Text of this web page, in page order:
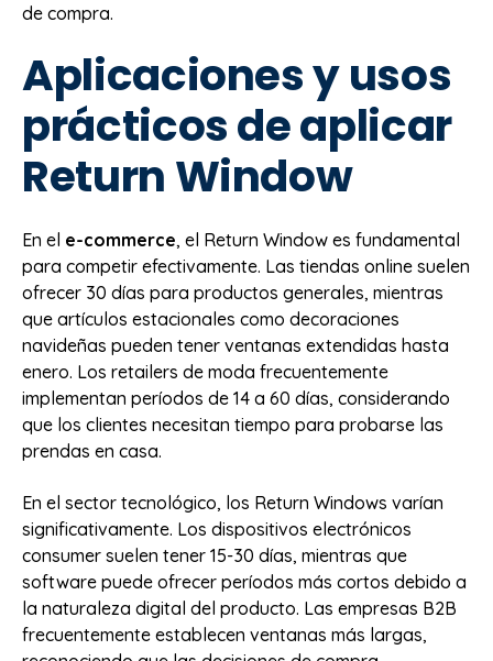
de compra.
Aplicaciones y usos
prácticos de aplicar
Return Window
En el e-commerce, el Return Window es fundamental
para competir efectivamente. Las tiendas online suelen
ofrecer 30 días para productos generales, mientras
que artículos estacionales como decoraciones
navideñas pueden tener ventanas extendidas hasta
enero. Los retailers de moda frecuentemente
implementan períodos de 14 a 60 días, considerando
que los clientes necesitan tiempo para probarse las
prendas en casa.
En el sector tecnológico, los Return Windows varían
significativamente. Los dispositivos electrónicos
consumer suelen tener 15-30 días, mientras que
software puede ofrecer períodos más cortos debido a
la naturaleza digital del producto. Las empresas B2B
frecuentemente establecen ventanas más largas,